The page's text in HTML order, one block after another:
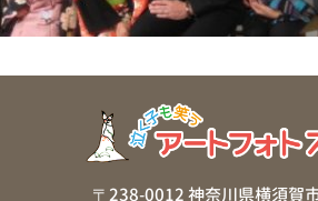
〒238-0012 神奈川県横須賀